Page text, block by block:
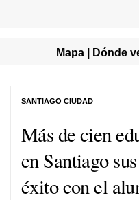
Mapa | Dónde
Más de cien
en Santiago
éxito con el
SANTIAGO CIUDAD